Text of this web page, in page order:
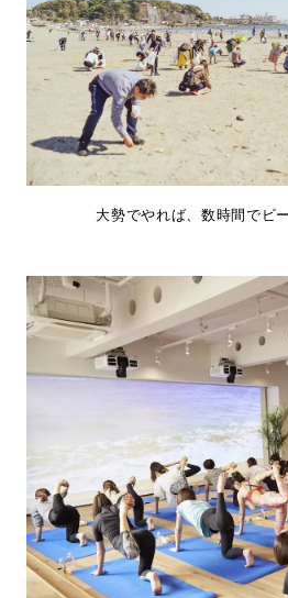
大勢でやれば、数時間でビ